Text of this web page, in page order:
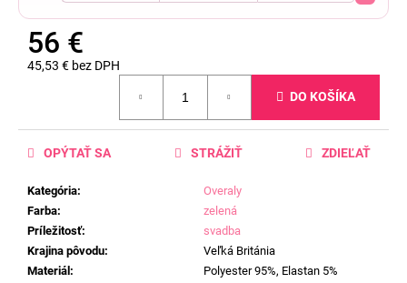
56 €
45,53 € bez DPH
DO KOŠÍKA
Kategória:
Overaly
Farba:
zelená
Príležitosť:
svadba
Krajina pôvodu:
Veľká Británia
Materiál:
Polyester 95%, Elastan 5%
OPÝTAŤ SA STRÁŽIŤ ZDIEĽAŤ